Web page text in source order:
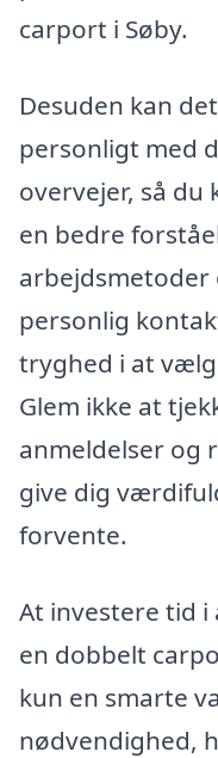
carport i Søby.
Desuden kan
personligt med
overvejer, så du
en bedre
arbejdsmetoder
personlig
tryghed i at
Glem ikke at
anmeldelser og
give dig
forvente.
At investere tid
en dobbelt
kun en smarte
nødvendighed,